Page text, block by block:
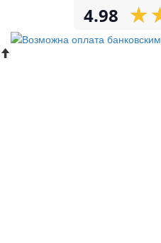
4.98 ★
★